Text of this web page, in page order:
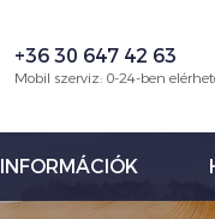
+36 30 647 42 63
Mobil szerviz: 0-24-ben
INFORMÁCIÓK